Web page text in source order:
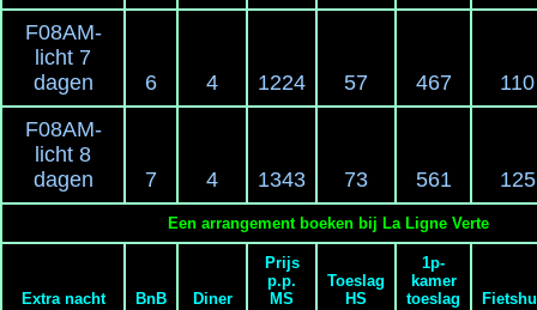
F08AM-
licht 7
dagen
6 4 1224 57 467
110
F08AM-
licht 8
dagen
7 4 1343 73 561 125
Een arrangement boeken bij La Ligne Verte
Extra nacht BnB Diner
Prijs
p.p.
MS
Toeslag
HS
1p-
kamer
toeslag